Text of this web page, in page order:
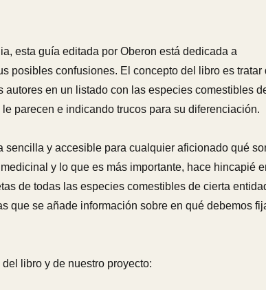
esta guía editada por Oberon está dedicada a
posibles confusiones. El concepto del libro es tratar
en un listado con las especies comestibles
parecen e indicando trucos para su diferenciación.
y accesible para cualquier aficionado qué
y lo que es más importante, hace hincapié
de todas las especies comestibles de cierta
que se añade información sobre en qué debemos
libro y de nuestro proyecto: